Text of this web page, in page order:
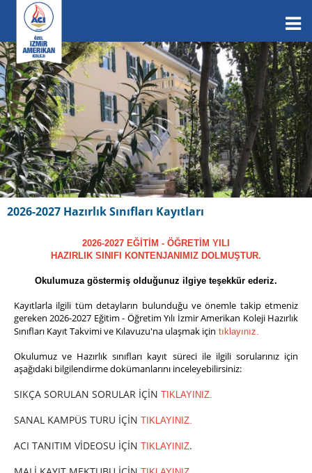
2026-2027 Hazırlık Sınıfları Kayıtları
2026-2027 EĞİTİM - ÖĞRETİM YILI
HAZIRLIK SINIFI KONTENJANIMIZ DOLMUŞTUR.
Okulumuza göstermiş olduğunuz ilgiye teşekkür ederiz.
Kayıtlarla ilgili tüm detayların bulunduğu ve önemle takip etmeniz
gereken 2026-2027 Eğitim - Öğretim Yılı İzmir Amerikan Koleji Hazırlık
Sınıfları Kayıt Takvimi ve Kılavuzu'na ulaşmak için tıklayınız.
Okulumuz ve Hazırlık sınıfları kayıt süreci ile ilgili sorularınız için
aşağıdaki bilgilendirme dokümanlarını inceleyebilirsiniz:
SIKÇA SORULAN SORULAR İÇİN TIKLAYINIZ.
SANAL KAMPÜS TURU İÇİN TIKLAYINIZ.
ACI TANITIM VİDEOSU İÇİN TIKLAYINIZ.